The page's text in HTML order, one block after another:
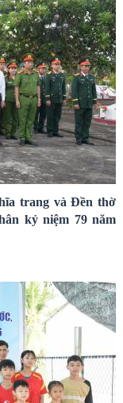
trang và Đền thờ
kỷ niệm 79 năm